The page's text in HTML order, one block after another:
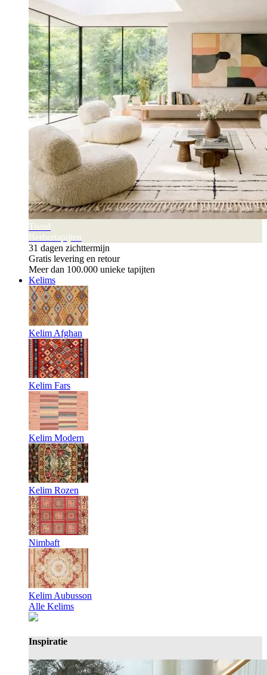
Trend
Berbertapijten
31 dagen zichttermijn
Gratis levering en retour
Meer dan 100.000 unieke tapijten
Kelims
Kelim Afghan
Kelim Fars
Kelim Modern
Kelim Rozen
Nimbaft
Kelim Aubusson
Alle Kelims
Inspiratie